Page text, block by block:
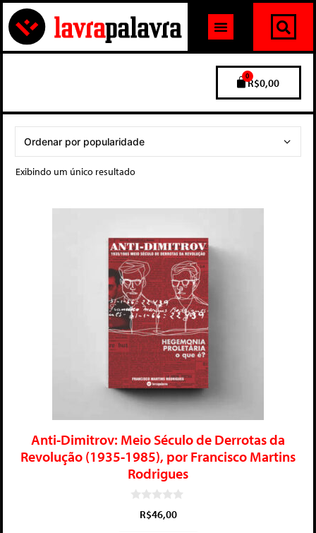
R$0,00
0
Exibindo um único resultado
Anti-Dimitrov: Meio Século de Derrotas da
Revolução (1935-1985), por Francisco Martins
Rodrigues
R$46,00